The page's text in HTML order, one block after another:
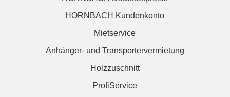
HORNBACH Kundenkonto
Mietservice
Anhänger- und Transportervermietung
Holzzuschnitt
ProfiService